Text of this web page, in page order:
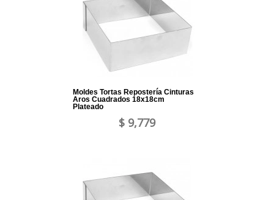
Moldes Tortas Repostería Cinturas
Aros Cuadrados 18x18cm
Plateado
$ 9,779